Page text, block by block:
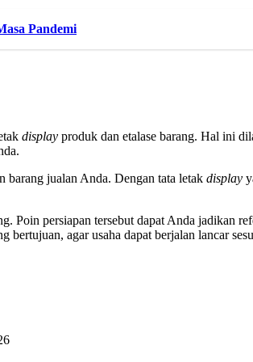
Pandemi
display produk dan etalase barang. Hal ini
barang jualan Anda. Dengan tata letak display
Poin persiapan tersebut dapat Anda jadikan
agar usaha dapat berjalan lancar